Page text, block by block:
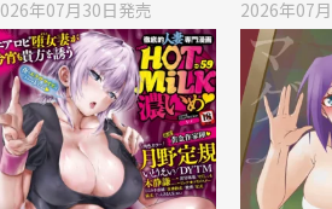
年07月30日発売 2026年07